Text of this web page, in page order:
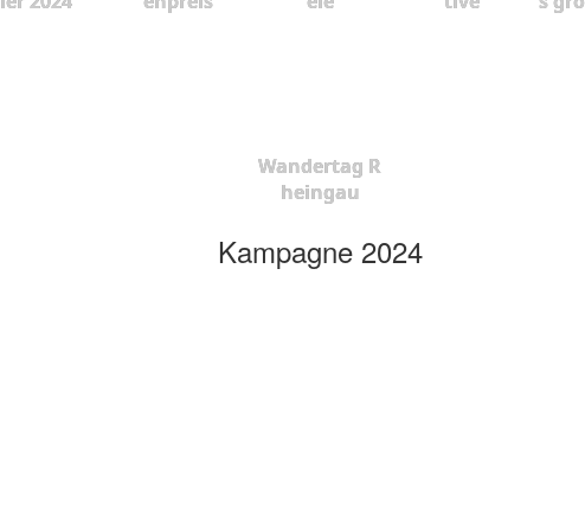
Wandertag R
heingau
Kampagne 2024